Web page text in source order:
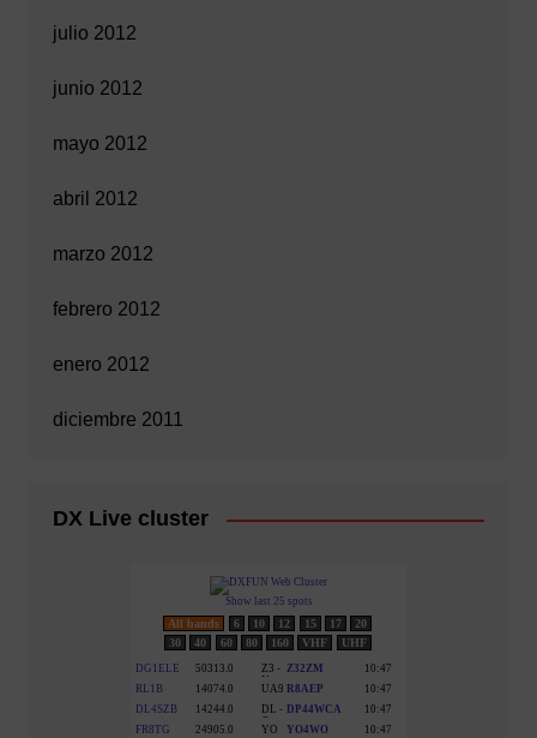
julio 2012
junio 2012
mayo 2012
abril 2012
marzo 2012
febrero 2012
enero 2012
diciembre 2011
DX Live cluster